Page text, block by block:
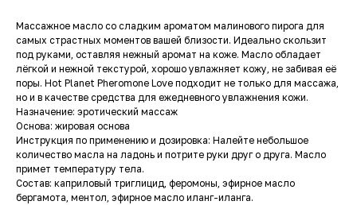
Массажное масло со сладким ароматом малинового пирога для
самых страстных моментов вашей близости. Идеально скользит
под руками, оставляя нежный аромат на коже. Масло обладает
лёгкой и нежной текстурой, хорошо увлажняет кожу, не забивая её
поры. Hot Planet Pheromone Love подходит не только для массажа,
но и в качестве средства для ежедневного увлажнения кожи.
Назначение: эротический массаж
Основа: жировая основа
Инструкция по применению и дозировка: Налейте небольшое
количество масла на ладонь и потрите руки друг о друга. Масло
примет температуру тела.
Состав: каприловый триглицид, феромоны, эфирное масло
бергамота, ментол, эфирное масло иланг-иланга.